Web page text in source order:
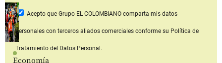
Economía
Acepto que Grupo EL COLOMBIANOcomparta mis datos
personales con terceros aliados comerciales conforme su Política de
Tratamiento del Datos Personal.